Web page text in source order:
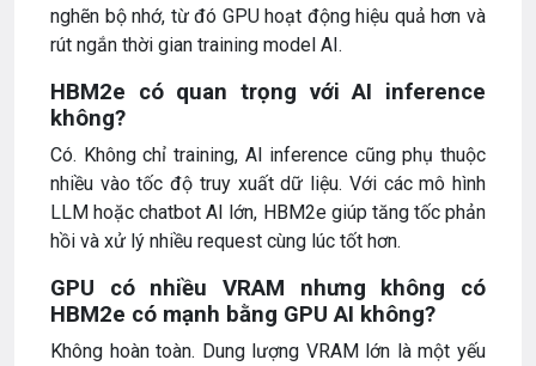
nghẽn bộ nhớ, từ đó GPU hoạt động hiệu quả hơn và
rút ngắn thời gian training model AI.
HBM2e có quan trọng với AI inference
không?
Có. Không chỉ training, AI inference cũng phụ thuộc
nhiều vào tốc độ truy xuất dữ liệu. Với các mô hình
LLM hoặc chatbot AI lớn, HBM2e giúp tăng tốc phản
hồi và xử lý nhiều request cùng lúc tốt hơn.
GPU có nhiều VRAM nhưng không có
HBM2e có mạnh bằng GPU AI không?
Không hoàn toàn. Dung lượng VRAM lớn là một yếu